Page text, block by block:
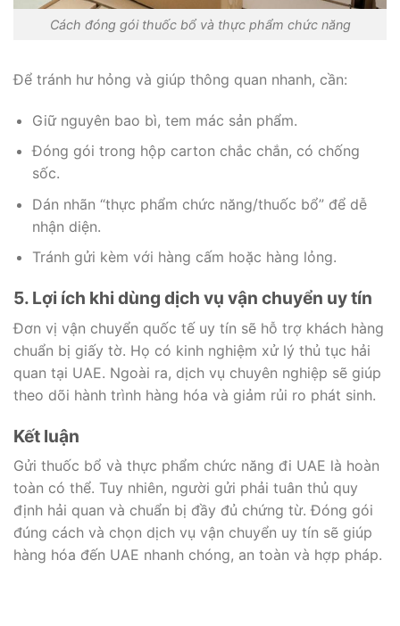
Cách đóng gói thuốc bổ và thực phẩm chức năng
Để tránh hư hỏng và giúp thông quan nhanh, cần:
Giữ nguyên bao bì, tem mác sản phẩm.
Đóng gói trong hộp carton chắc chắn, có chống
sốc.
Dán nhãn “thực phẩm chức năng/thuốc bổ” để dễ
nhận diện.
Tránh gửi kèm với hàng cấm hoặc hàng lỏng.
5. Lợi ích khi dùng dịch vụ vận chuyển uy tín
Đơn vị vận chuyển quốc tế uy tín sẽ hỗ trợ khách hàng
chuẩn bị giấy tờ. Họ có kinh nghiệm xử lý thủ tục hải
quan tại UAE. Ngoài ra, dịch vụ chuyên nghiệp sẽ giúp
theo dõi hành trình hàng hóa và giảm rủi ro phát sinh.
Kết luận
Gửi thuốc bổ và thực phẩm chức năng đi UAE là hoàn
toàn có thể. Tuy nhiên, người gửi phải tuân thủ quy
định hải quan và chuẩn bị đầy đủ chứng từ. Đóng gói
đúng cách và chọn dịch vụ vận chuyển uy tín sẽ giúp
hàng hóa đến UAE nhanh chóng, an toàn và hợp pháp.